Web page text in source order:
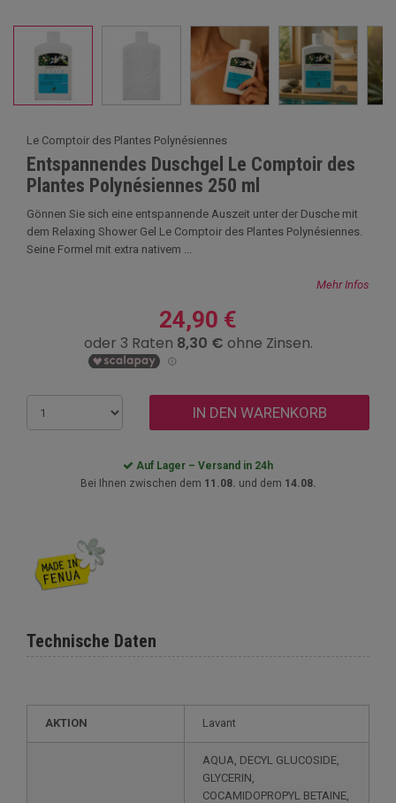
Le Comptoir des Plantes Polynésiennes
Entspannendes Duschgel Le Comptoir des
Plantes Polynésiennes 250 ml
Gönnen Sie sich eine entspannende Auszeit unter der Dusche mit
dem Relaxing Shower Gel Le Comptoir des Plantes Polynésiennes.
Seine Formel mit extra nativem ...
Mehr Infos
24,90 €
IN DEN WARENKORB
Auf Lager – Versand in 24h
Bei Ihnen zwischen dem 11.08. und dem 14.08.
Technische Daten
AKTION Lavant
AQUA, DECYL GLUCOSIDE,
GLYCERIN,
COCAMIDOPROPYL BETAINE,